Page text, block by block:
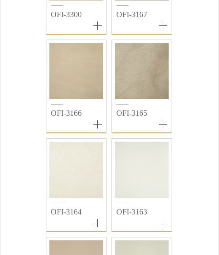
OFI-3300 OFI-3167
OFI-3166 OFI-3165
OFI-3164 OFI-3163